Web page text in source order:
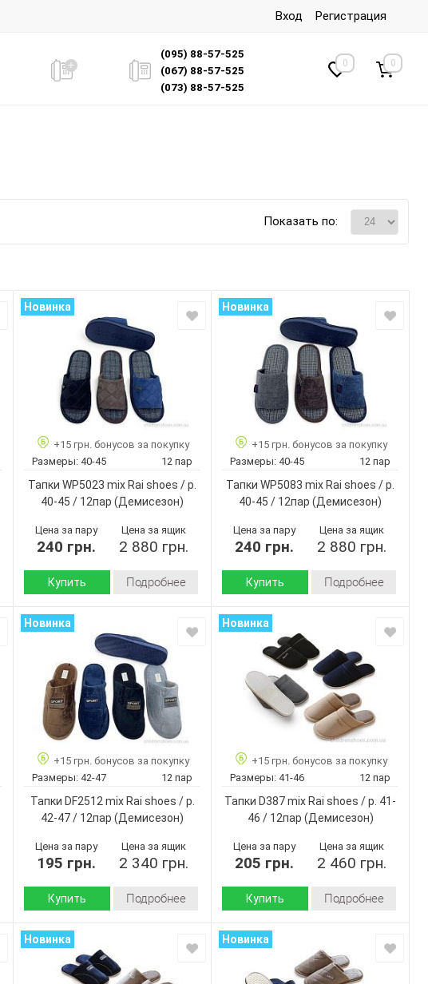
Вход Регистрация
(095) 88-57-525
(067) 88-57-525
(073) 88-57-525
0 0
Показать по:
Новинка
+15 грн. бонусов за покупку
Размеры: 40-45 12 пар
Тапки WP5023 mix Rai shoes / p.
40-45 / 12пар (Демисезон)
Цена за пару
240 грн.
Цена за ящик
2 880 грн.
Купить Подробнее
Сезон:
Материал внутри: текстиль
Пвх
Страна
производитель:
Румыния
Бренд: No brand
Артикул: WP5023 mix
Размер:
Кол-во пар:
Пол: Мужчины
Новинка
+15 грн. бонусов за покупку
Размеры: 40-45 12 пар
Тапки WP5083 mix Rai shoes / p.
40-45 / 12пар (Демисезон)
Цена за пару
240 грн.
Цена за ящик
2 880 грн.
Купить Подробнее
Сезон:
Материал внутри:
Подошва : Пвх
Страна
производитель:
Румыния
No brand
WP5083 mix
Размер:
Кол-во пар:
Мужчины
Новинка
+15 грн. бонусов за покупку
Размеры: 42-47 12 пар
Тапки DF2512 mix Rai shoes / p.
42-47 / 12пар (Демисезон)
Цена за пару
195 грн.
Цена за ящик
2 340 грн.
Купить Подробнее
Сезон:
Материал верха:
Материал внутри: текстиль
Новинка
+15 грн. бонусов за покупку
Размеры: 41-46 12 пар
Тапки D387 mix Rai shoes / p. 41-
46 / 12пар (Демисезон)
Цена за пару
205 грн.
Цена за ящик
2 460 грн.
Купить Подробнее
Сезон:
Материал верха:
Материал внутри: флис
Новинка Новинка